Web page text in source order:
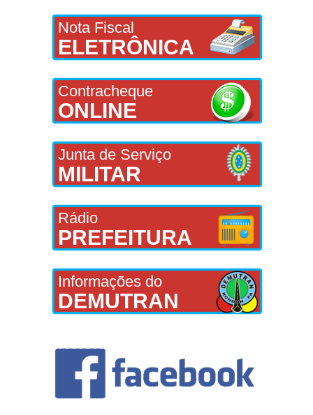
Nota Fiscal
ELETRÔNICA
Contracheque
ONLINE
Junta de Serviço
MILITAR
Rádio
PREFEITURA
Informações do
DEMUTRAN